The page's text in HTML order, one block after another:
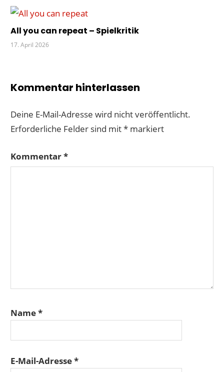
All you can repeat – Spielkritik
17. April 2026
Kommentar hinterlassen
Deine E-Mail-Adresse wird nicht veröffentlicht.
Erforderliche Felder sind mit* markiert
Kommentar*
Name*
E-Mail-Adresse*